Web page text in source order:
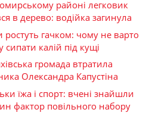
районі легковик
в дерево: водійка загинула
ростуть гачком: чому не варто
сипати калій під кущі
громада втратила
Олександра Капустіна
їжа і спорт: вчені знайшли
фактор повільного набору